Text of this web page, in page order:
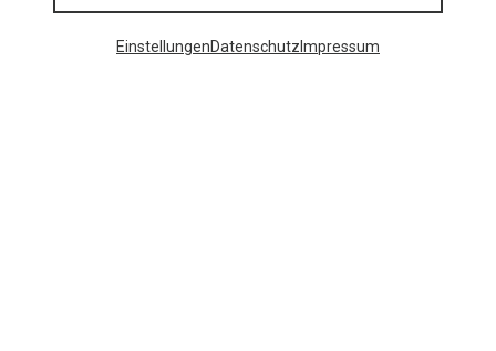
EinstellungenDatenschutz Impressum